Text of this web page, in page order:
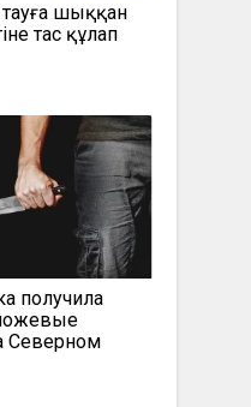
шыққан
тас құлап
получила
Северном